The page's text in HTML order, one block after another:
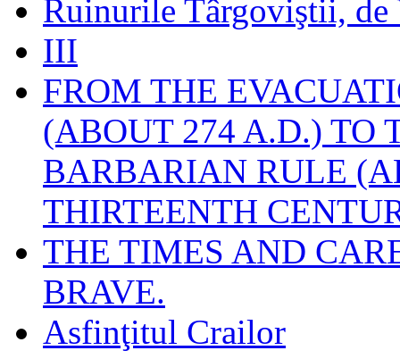
Ruinurile Târgoviştii, de
III
FROM THE
(ABOUT 274 A.D.) TO
BARBARIAN RULE
THIRTEENTH
THE TIMES AND
BRAVE.
Asfinţitul Crailor